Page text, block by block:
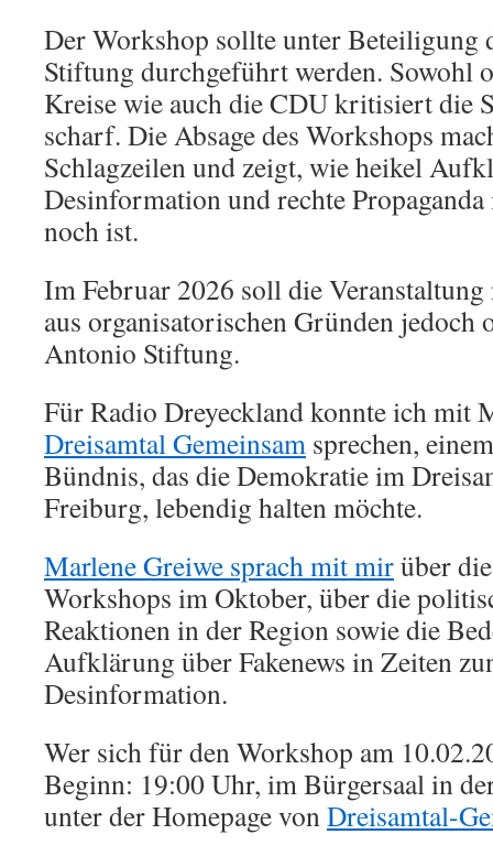
Der Workshop sollte unter Beteiligung
Stiftung durchgeführt werden. Sowohl
Kreise wie auch die CDU kritisiert die
scharf. Die Absage des Workshops
Schlagzeilen und zeigt, wie heikel
Desinformation und rechte
noch ist.
Im Februar 2026 soll die Veranstaltung
aus organisatorischen Gründen jedoch
Antonio Stiftung.
Für Radio Dreyeckland konnte ich mit
Dreisamtal Gemeinsam sprechen,
Bündnis, das die Demokratie im
Freiburg, lebendig halten möchte.
Marlene Greiwe sprach mit mirüber
Workshops im Oktober, über die
Reaktionen in der Region sowie die
Aufklärung über Fakenews in Zeiten
Desinformation.
Wer sich für den Workshop am
Beginn: 19:00 Uhr, im Bürgersaal in
unter der Homepage vonDreisamtal-